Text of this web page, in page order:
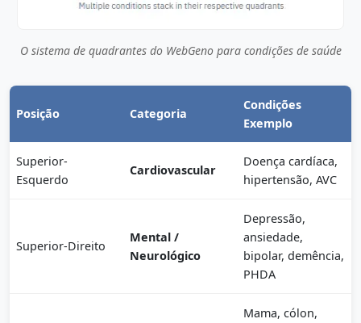
O sistema de quadrantes do WebGeno para condições de saúde
Posição Categoria
Condições
Exemplo
Superior-
Esquerdo
Cardiovascular
Doença cardíaca,
hipertensão, AVC
Superior-Direito
Mental /
Neurológico
Depressão,
ansiedade,
bipolar, demência,
PHDA
Mama, cólon,